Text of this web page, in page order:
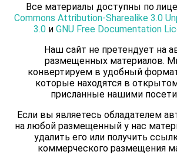
Все материалы доступны по
Commons Attribution-Sharealike 3.0
3.0и GNU Free Documentation
Наш сайт не претендует на
размещенных материалов.
конвертируем в удобный
которые находятся в
присланные нашими
Если вы являетесь обладателем
на любой размещенный у нас
удалить его или получить
коммерческого размещения